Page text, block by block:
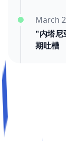
"内塔
期吐槽
March
March